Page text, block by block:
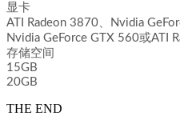
显卡
ATI Radeon 3870、Nvidia
Nvidia GeForce GTX 560或ATI
存储空间
15GB
20GB
THE END